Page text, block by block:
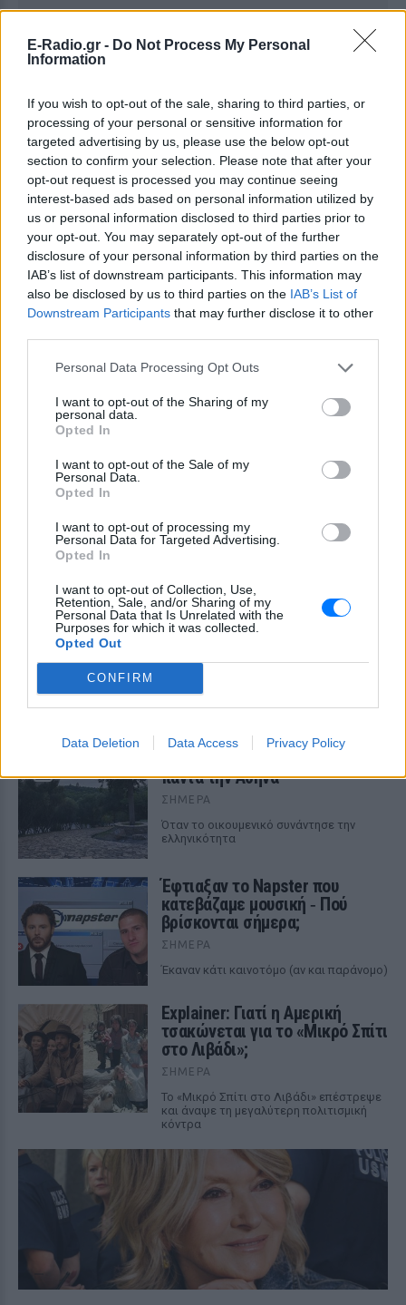
E-Radio.gr - Do Not Process My Personal
Information
If you wish to opt-out of the sale, sharing to third parties, or
processing of your personal or sensitive information for
targeted advertising by us, please use the below opt-out
section to confirm your selection. Please note that after your
opt-out request is processed you may continue seeing
interest-based ads based on personal information utilized by
us or personal information disclosed to third parties prior to
your opt-out. You may separately opt-out of the further
disclosure of your personal information by third parties on the
IAB’s list of downstream participants. This information may
also be disclosed by us to third parties on the IAB’s List of
Downstream Participants that may further disclose it to other
Personal Data Processing Opt Outs
I want to opt-out of the Sharing of my
personal data.
Opted In
I want to opt-out of the Sale of my
Personal Data.
Opted In
I want to opt-out of processing my
Personal Data for Targeted Advertising.
Opted In
I want to opt-out of Collection, Use,
Retention, Sale, and/or Sharing of my
Personal Data that Is Unrelated with the
Purposes for which it was collected.
Opted Out
CONFIRM
Data Deletion Data Access Privacy Policy
Ακολουθήστε το E-Radio.gr στο
Εσύ μπήκες στο E-Daily.gr; Τα νέα της ημέρας
και ότι σου κάνει κλικ!
Ακολουθήστε το E-Radio.gr και στο Instagram
ΔΙΑΦΗΜΙΣΗ
ΔΕΙΤΕ ΕΠΙΣΗΣ
πάντα την Αθήνα
ΣΉΜΕΡΑ
Όταν το οικουμενικό συνάντησε την
ελληνικότητα
Έφτιαξαν το Napster που
κατεβάζαμε μουσική ‑ Πού
βρίσκονται σήμερα;
ΣΉΜΕΡΑ
Έκαναν κάτι καινοτόμο (αν και παράνομο)
Explainer: Γιατί η Αμερική
τσακώνεται για το «Μικρό Σπίτι
στο Λιβάδι»;
ΣΉΜΕΡΑ
Το «Μικρό Σπίτι στο Λιβάδι» επέστρεψε
και άναψε τη μεγαλύτερη πολιτισμική
κόντρα